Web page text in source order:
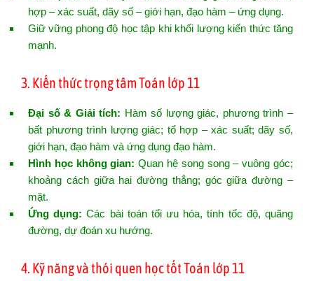
hợp – xác suất, dãy số – giới hạn, đạo hàm – ứng dụng.
Giữ vững phong độ học tập khi khối lượng kiến thức tăng
mạnh.
3. Kiến thức trọng tâm Toán lớp 11
Đại số & Giải tích: Hàm số lượng giác, phương trình –
bất phương trình lượng giác; tổ hợp – xác suất; dãy số,
giới hạn, đạo hàm và ứng dụng đạo hàm.
Hình học không gian: Quan hệ song song – vuông góc;
khoảng cách giữa hai đường thẳng; góc giữa đường –
mặt.
Ứng dụng: Các bài toán tối ưu hóa, tính tốc độ, quãng
đường, dự đoán xu hướng.
4. Kỹ năng và thói quen học tốt Toán lớp 11